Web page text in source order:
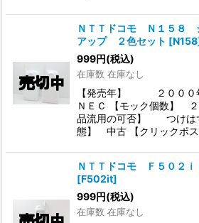
ＮＴＴドコモ Ｎ１５８
アップ ２色セット [N158
999円(税込)
在庫数 在庫なし
【発売年】 ２０００
ＮＥＣ 【モック個数】
品流用の可否】 つけは
態】 中古 【クリックポ
ＮＴＴドコモ Ｆ５０２
[F502it]
999円(税込)
在庫数 在庫なし